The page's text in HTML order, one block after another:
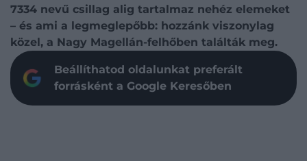
7334 nevű csillag alig tartalmaz nehéz elemeket
– és ami a legmeglepőbb: hozzánk viszonylag
közel, a Nagy Magellán-felhőben találták meg.
Beállíthatod oldalunkat preferált
forrásként a Google Keresőben